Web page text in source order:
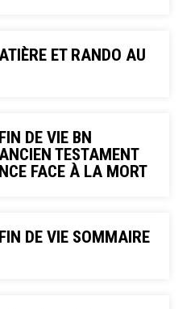
ET RANDO AU
DE VIE BN
TESTAMENT
FACE À LA MORT
DE VIE SOMMAIRE